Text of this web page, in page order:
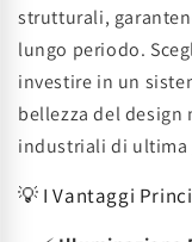
strutturali,
lungo periodo.
investire in un
bellezza del
industriali di ultima
💡 I Vantaggi